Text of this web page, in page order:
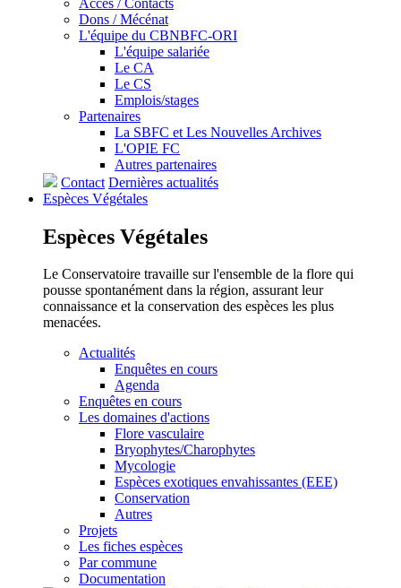
Dons / Mécénat
L'équipe du CBNBFC-ORI
L'équipe salariée
Le CA
Le CS
Emplois/stages
Partenaires
La SBFC et Les Nouvelles Archives
L'OPIE FC
Autres partenaires
Contact Dernières actualités
Espèces Végétales
Espèces Végétales
Le Conservatoire travaille sur l'ensemble de la flore qui
pousse spontanément dans la région, assurant leur
connaissance et la conservation des espèces les plus
menacées.
Actualités
Enquêtes en cours
Agenda
Enquêtes en cours
Les domaines d'actions
Flore vasculaire
Bryophytes/Charophytes
Mycologie
Espèces exotiques envahissantes (EEE)
Conservation
Autres
Projets
Les fiches espèces
Par commune
Documentation